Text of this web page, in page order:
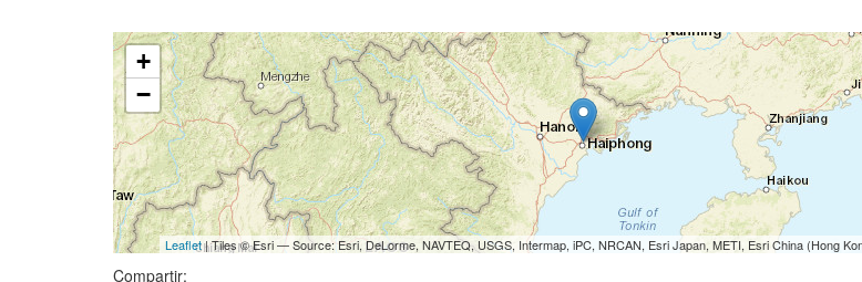
+
−
Leaflet| Tiles © Esri — Source: Esri, DeLorme, NAVTEQ, USGS, Intermap, iPC, NRCAN, Esri Japan, METI, Esri China (Hong
Compartir: